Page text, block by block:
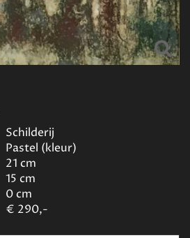
Schilderij
Pastel (kleur)
21 cm
15 cm
0cm
€ 290,-